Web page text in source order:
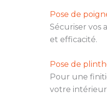
Pose de
Sécuriser vos
et efficacité.
Pose de
Pour une
votre